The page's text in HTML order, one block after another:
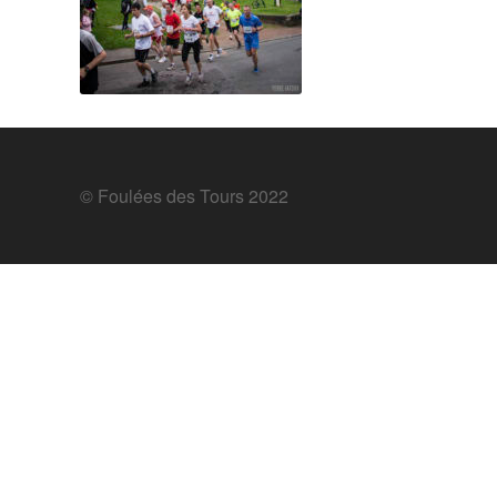
© Foulées des Tours 2022